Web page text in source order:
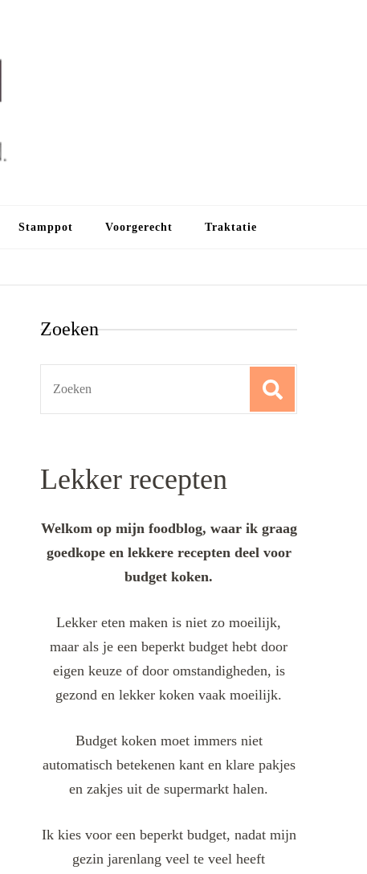
Stamppot Voorgerecht Traktatie
Zoeken
Lekker recepten
Welkom op mijn foodblog, waar ik graag
goedkope en lekkere recepten deel voor
budget koken.
Lekker eten maken is niet zo moeilijk,
maar als je een beperkt budget hebt door
eigen keuze of door omstandigheden, is
gezond en lekker koken vaak moeilijk.
Budget koken moet immers niet
automatisch betekenen kant en klare pakjes
en zakjes uit de supermarkt halen.
Ik kies voor een beperkt budget, nadat mijn
gezin jarenlang veel te veel heeft